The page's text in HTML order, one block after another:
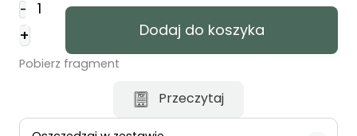
-
Boża
wizja
dla
+ Dodaj do koszyka
Pobierz fragment
Przeczytaj